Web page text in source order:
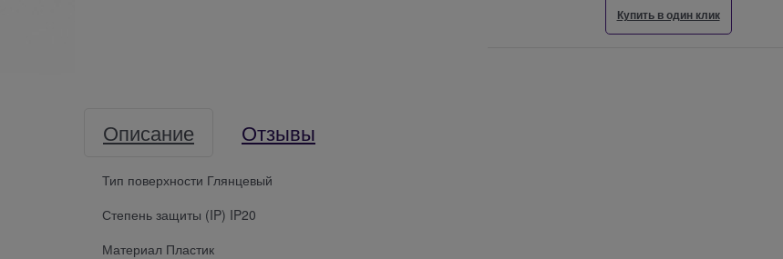
Купить в один клик
Описание Отзывы
Тип поверхности Глянцевый
Степень защиты (IP) IP20
Материал Пластик